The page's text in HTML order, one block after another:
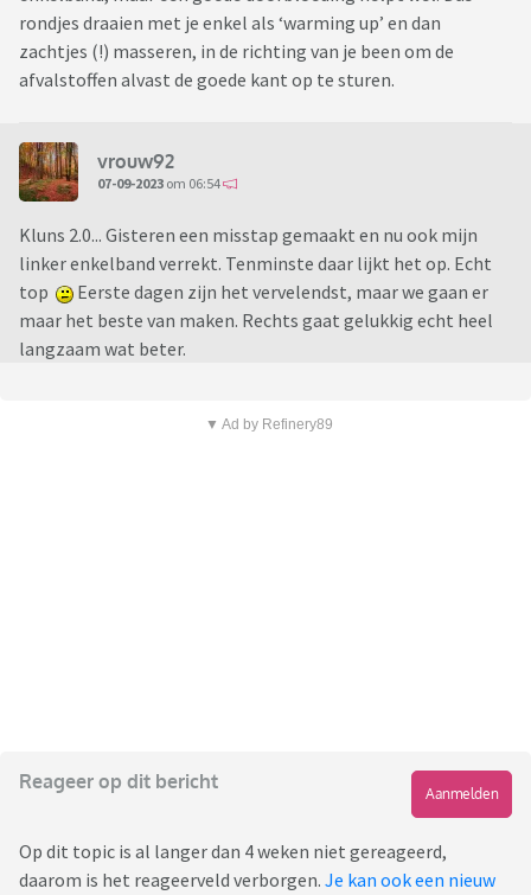
rondjes draaien met je enkel als ‘warming up’ en dan
zachtjes (!) masseren, in de richting van je been om de
afvalstoffen alvast de goede kant op te sturen.
vrouw92
07-09-2023 om 06:54
Kluns 2.0... Gisteren een misstap gemaakt en nu ook mijn
linker enkelband verrekt. Tenminste daar lijkt het op. Echt
top
Eerste dagen zijn het vervelendst, maar we gaan er
maar het beste van maken. Rechts gaat gelukkig echt heel
langzaam wat beter.
▼ Ad by Refinery89
Reageer op dit bericht
Aanmelden
Op dit topic is al langer dan 4 weken niet gereageerd,
daarom is het reageerveld verborgen. Je kan ook een nieuw